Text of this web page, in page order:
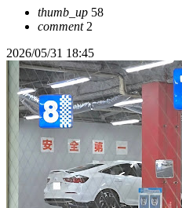
thumb_up 58
comment2
2026/05/31 18:45